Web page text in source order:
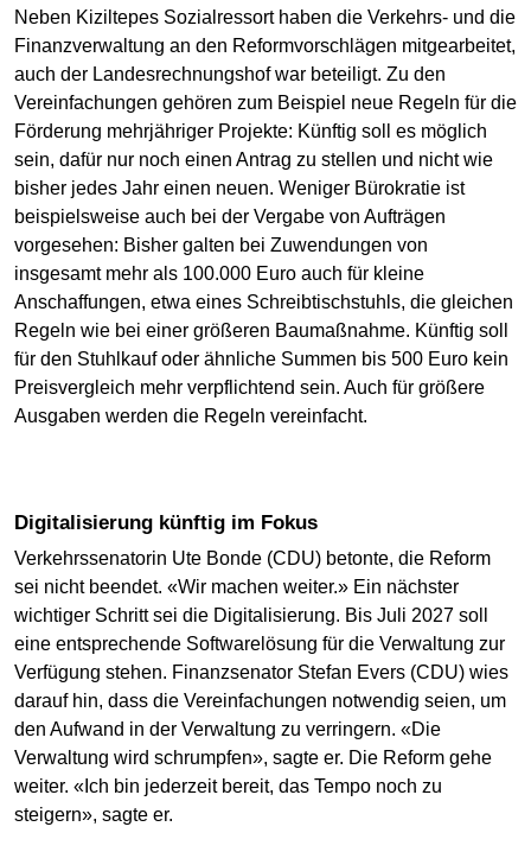
Neben Kiziltepes Sozialressort haben die Verkehrs- und die
Finanzverwaltung an den Reformvorschlägen mitgearbeitet,
auch der Landesrechnungshof war beteiligt. Zu den
Vereinfachungen gehören zum Beispiel neue Regeln für die
Förderung mehrjähriger Projekte: Künftig soll es möglich
sein, dafür nur noch einen Antrag zu stellen und nicht wie
bisher jedes Jahr einen neuen. Weniger Bürokratie ist
beispielsweise auch bei der Vergabe von Aufträgen
vorgesehen: Bisher galten bei Zuwendungen von
insgesamt mehr als 100.000 Euro auch für kleine
Anschaffungen, etwa eines Schreibtischstuhls, die gleichen
Regeln wie bei einer größeren Baumaßnahme. Künftig soll
für den Stuhlkauf oder ähnliche Summen bis 500 Euro kein
Preisvergleich mehr verpflichtend sein. Auch für größere
Ausgaben werden die Regeln vereinfacht.
Digitalisierung künftig im Fokus
Verkehrssenatorin Ute Bonde (CDU) betonte, die Reform
sei nicht beendet. «Wir machen weiter.» Ein nächster
wichtiger Schritt sei die Digitalisierung. Bis Juli 2027 soll
eine entsprechende Softwarelösung für die Verwaltung zur
Verfügung stehen. Finanzsenator Stefan Evers (CDU) wies
darauf hin, dass die Vereinfachungen notwendig seien, um
den Aufwand in der Verwaltung zu verringern. «Die
Verwaltung wird schrumpfen», sagte er. Die Reform gehe
weiter. «Ich bin jederzeit bereit, das Tempo noch zu
steigern», sagte er.